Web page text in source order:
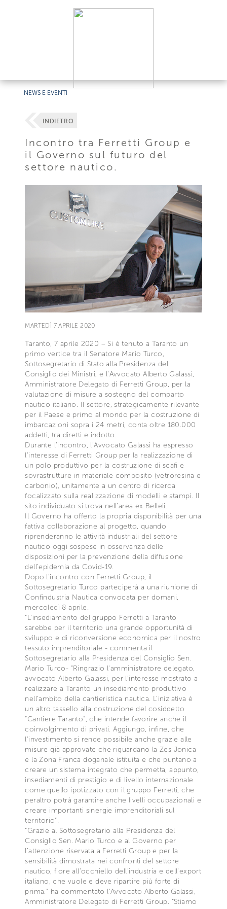
NEWS E EVENTI
INDIETRO
Incontro tra Ferretti Group e
il Governo sul futuro del
settore nautico.
MARTEDÌ 7 APRILE 2020
Taranto, 7 aprile 2020 – Si è tenuto a Taranto un
primo vertice tra il Senatore Mario Turco,
Sottosegretario di Stato alla Presidenza del
Consiglio dei Ministri, e l’Avvocato Alberto Galassi,
Amministratore Delegato di Ferretti Group, per la
valutazione di misure a sostegno del comparto
nautico italiano. Il settore, strategicamente rilevante
per il Paese e primo al mondo per la costruzione di
imbarcazioni sopra i 24 metri, conta oltre 180.000
addetti, tra diretti e indotto.
Durante l’incontro, l’Avvocato Galassi ha espresso
l’interesse di Ferretti Group per la realizzazione di
un polo produttivo per la costruzione di scafi e
sovrastrutture in materiale composito (vetroresina e
carbonio), unitamente a un centro di ricerca
focalizzato sulla realizzazione di modelli e stampi. Il
sito individuato si trova nell’area ex Belleli.
Il Governo ha offerto la propria disponibilità per una
fattiva collaborazione al progetto, quando
riprenderanno le attività industriali del settore
nautico oggi sospese in osservanza delle
disposizioni per la prevenzione della diffusione
dell’epidemia da Covid-19.
Dopo l’incontro con Ferretti Group, il
Sottosegretario Turco parteciperà a una riunione di
Confindustria Nautica convocata per domani,
mercoledì 8 aprile.
“L'insediamento del gruppo Ferretti a Taranto
sarebbe per il territorio una grande opportunità di
sviluppo e di riconversione economica per il nostro
tessuto imprenditoriale - commenta il
Sottosegretario alla Presidenza del Consiglio Sen.
Mario Turco- “Ringrazio l'amministratore delegato,
avvocato Alberto Galassi, per l’interesse mostrato a
realizzare a Taranto un insediamento produttivo
nell’ambito della cantieristica nautica. L’iniziativa è
un altro tassello alla costruzione del cosiddetto
“Cantiere Taranto”, che intende favorire anche il
coinvolgimento di privati. Aggiungo, infine, che
l'investimento si rende possibile anche grazie alle
misure già approvate che riguardano la Zes Jonica
e la Zona Franca doganale istituita e che puntano a
creare un sistema integrato che permetta, appunto,
insediamenti di prestigio e di livello internazionale
come quello ipotizzato con il gruppo Ferretti, che
peraltro potrà garantire anche livelli occupazionali e
creare importanti sinergie imprenditoriali sul
territorio”.
“Grazie al Sottosegretario alla Presidenza del
Consiglio Sen. Mario Turco e al Governo per
l’attenzione riservata a Ferretti Group e per la
sensibilità dimostrata nei confronti del settore
nautico, fiore all’occhiello dell’industria e dell’export
italiano, che vuole e deve ripartire più forte di
prima.” ha commentato l’Avvocato Alberto Galassi,
Amministratore Delegato di Ferretti Group. “Stiamo